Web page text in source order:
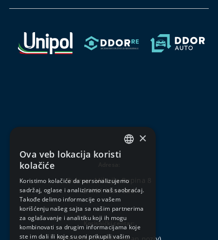
Bulevar Mihajla Pupina 8
21101 Novi Sad
Korisnički centar:
×
Ova veb lokacija koristi
kolačiće
Koristimo kolačiće da personalizujemo
sadržaj, oglase i analiziramo naš saobraćaj.
Takođe delimo informacije o vašem
korišćenju našeg sajta sa našim partnerima
za oglašavanje i analitiku koji ih mogu
kombinovati sa drugim informacijama koje
ste im dali ili koje su oni prikupili vašim